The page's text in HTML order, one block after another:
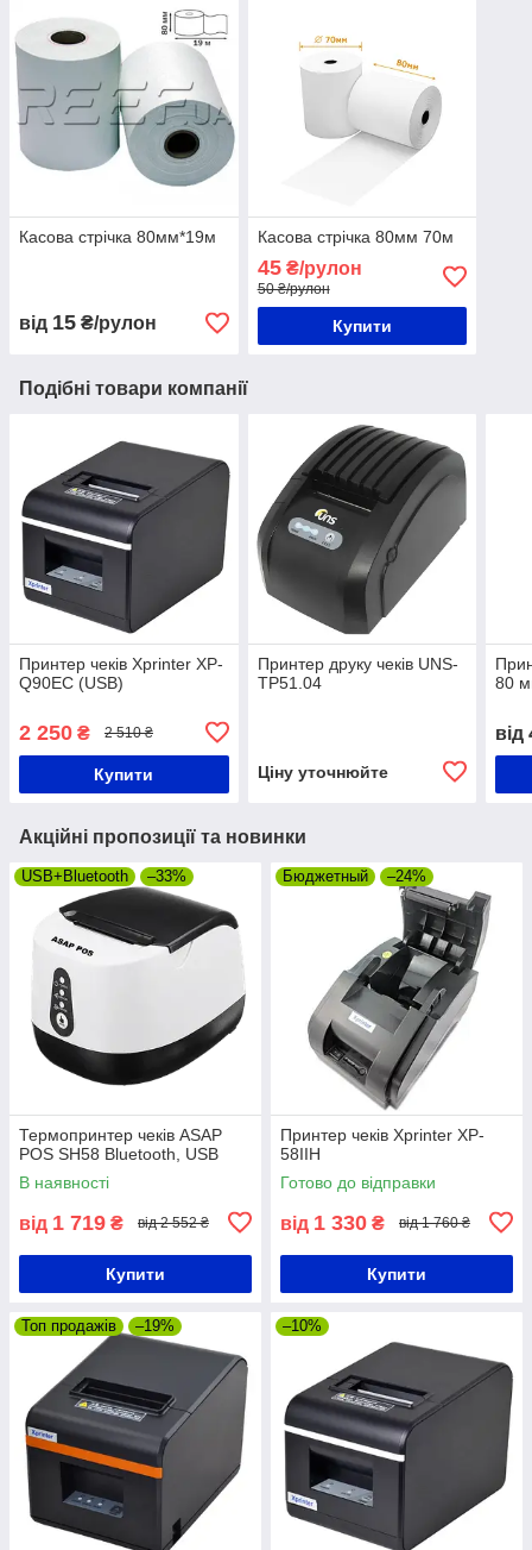
Касова стрічка 80мм*19м
від 15 ₴/рулон
Касова стрічка 80мм 70м
45₴/рулон
50 ₴/рулон
Купити
Подібні товари компанії
Принтер чеків Xprinter XP-
Q90EC (USB)
2 250 ₴ 2 510 ₴
Купити
Принтер друку чеків UNS-
TP51.04
Ціну уточнюйте
80
від
Акційні пропозиції та новинки
USB+Bluetooth –33%
Термопринтер чеків ASAP
POS SH58 Bluetooth, USB
В наявності
від 1 719 ₴ від 2 552 ₴
Купити
Бюджетный –24%
Принтер чеків Xprinter XP-
58IIH
Готово до відправки
від 1 330 ₴ від 1 760 ₴
Купити
Топ продажів –19% –10%